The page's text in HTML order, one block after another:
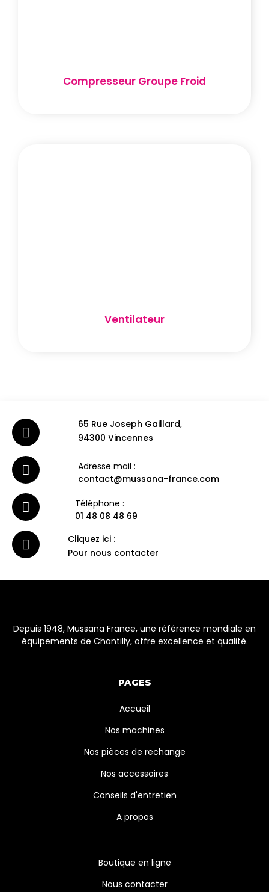
Compresseur Groupe Froid
Ventilateur
65 Rue Joseph Gaillard,
94300 Vincennes
Adresse mail :
contact@mussana-france.com
Téléphone :
01 48 08 48 69
Cliquez ici :
Pour nous contacter
Depuis 1948, Mussana France, une référence mondiale en
équipements de Chantilly, offre excellence et qualité.
PAGES
Accueil
Nos machines
Nos pièces de rechange
Nos accessoires
Conseils d'entretien
A propos
Boutique en ligne
Nous contacter